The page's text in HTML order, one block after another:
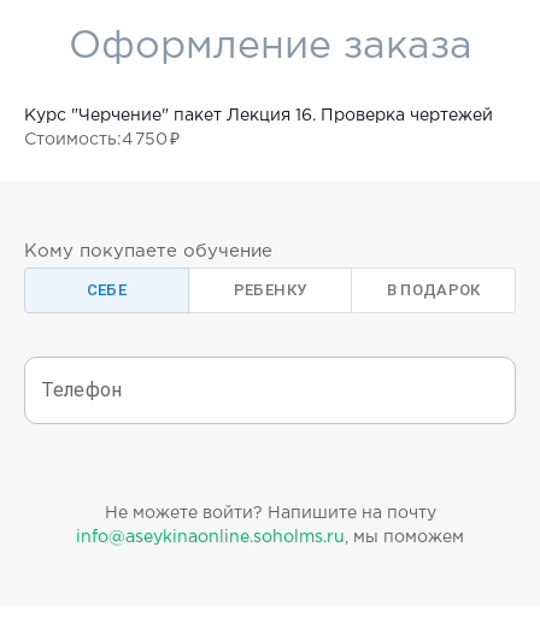
Оформление заказа
Курс "Черчение" пакет Лекция 16. Проверка чертежей
Стоимость:4 750 ₽
Кому покупаете обучение
СЕБЕ РЕБЕНКУ В ПОДАРОК
Телефон
Не можете войти? Напишите на почту
info@aseykinaonline.soholms.ru , мы поможем